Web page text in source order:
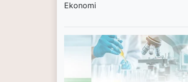
(current)
(current)
Ekonomi